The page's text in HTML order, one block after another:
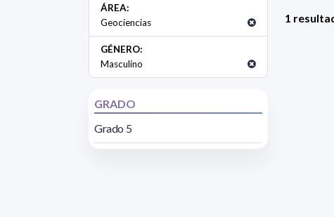
ÁREA:
Geociencias
GÉNERO:
Masculino
GRADO
Grado 5
1